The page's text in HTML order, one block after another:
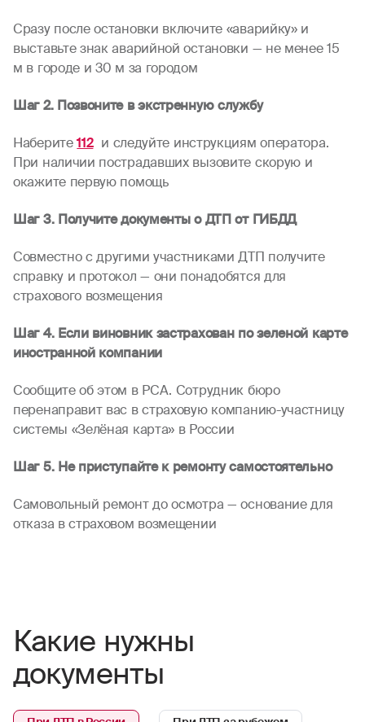
Сразу после остановки включите «аварийку» и
выставьте знак аварийной остановки — не менее 15
м в городе и 30 м за городом
Шаг 2. Позвоните в экстренную службу
Наберите112 и следуйте инструкциям оператора.
При наличии пострадавших вызовите скорую и
окажите первую помощь
Шаг 3. Получите документы о ДТП от ГИБДД
Совместно с другими участниками ДТП получите
справку и протокол — они понадобятся для
страхового возмещения
Шаг 4. Если виновник застрахован по зеленой карте
иностранной компании
Сообщите об этом в РСА. Сотрудник бюро
перенаправит вас в страховую компанию-участницу
системы «Зелёная карта» в России
Шаг 5. Не приступайте к ремонту самостоятельно
Самовольный ремонт до осмотра — основание для
отказа в страховом возмещении
Какие нужны
документы